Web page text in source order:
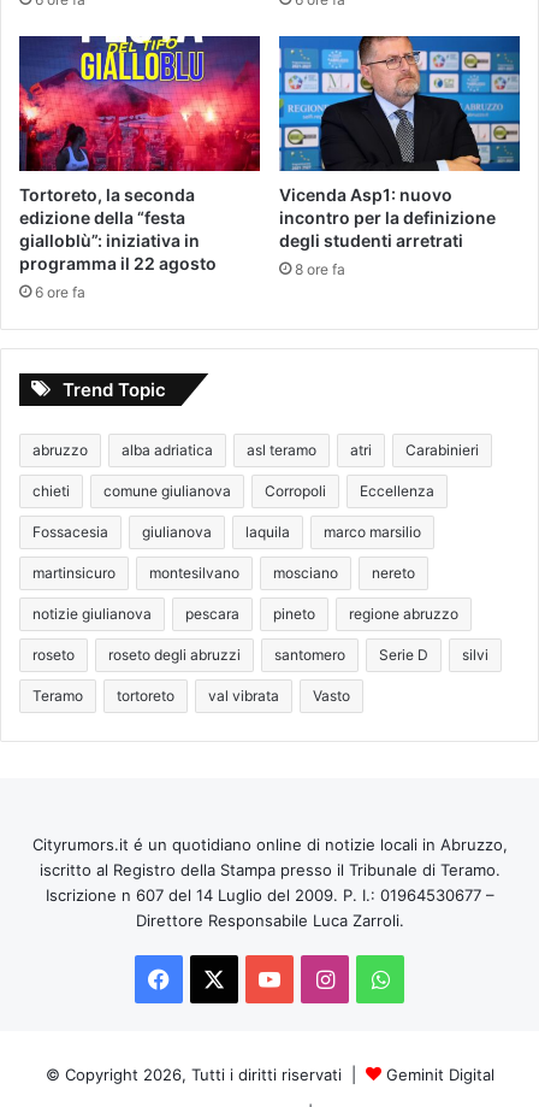
Tortoreto, la seconda
edizione della “festa
gialloblù”: iniziativa in
programma il 22 agosto
6 ore fa
Vicenda Asp1: nuovo
incontro per la definizione
degli studenti arretrati
8 ore fa
Trend Topic
abruzzo alba adriatica asl teramo atri Carabinieri
chieti comune giulianova Corropoli Eccellenza
Fossacesia giulianova laquila marco marsilio
martinsicuro montesilvano mosciano nereto
notizie giulianova pescara pineto regione abruzzo
roseto roseto degli abruzzi santomero Serie D silvi
Teramo tortoreto val vibrata Vasto
Cityrumors.it é un quotidiano online di notizie locali in Abruzzo,
iscritto al Registro della Stampa presso il Tribunale di Teramo.
Iscrizione n 607 del 14 Luglio del 2009. P. I.: 01964530677 –
Direttore Responsabile Luca Zarroli.
Facebook
You InstagramWhatsApp
© Copyright 2026, Tutti i diritti riservati |
Geminit Digital